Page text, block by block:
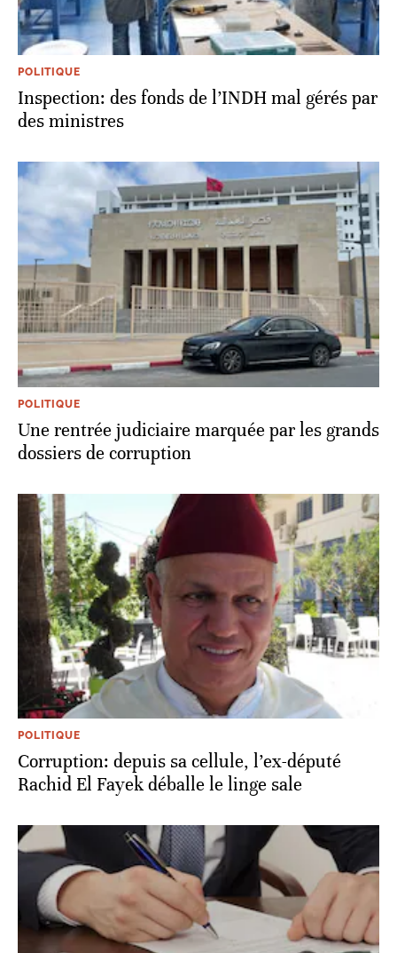
POLITIQUE
Inspection: des fonds de l’INDH mal gérés par
des ministres
POLITIQUE
Une rentrée judiciaire marquée par les grands
dossiers de corruption
POLITIQUE
Corruption: depuis sa cellule, l’ex-député
Rachid El Fayek déballe le linge sale